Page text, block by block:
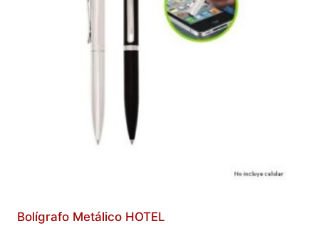
Bolígrafo Metálico HOTEL